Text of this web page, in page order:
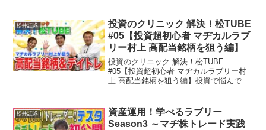
ヂカルラブリー(野田クリスタル・村上)が
実際...
松井証券
投資のクリニック 解決！松TUBE
#05【投資超初心者 マヂカルラブ
リー村上 高配当銘柄を狙う編】
投資のクリニック 解決！松TUBE
#05【投資超初心者 マヂカルラブリー村
上 高配当銘柄を狙う編】投資で悩んでい
ック」が開院しました。医師役に坂本慎
太郎(Bコミ)さん...
松井証券
資産運用！学べるラブリー
Season3 ～マヂ株トレード実践